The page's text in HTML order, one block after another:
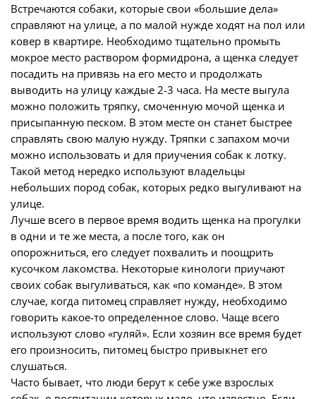
Встречаются собаки, которые свои «большие дела»
справляют на улице, а по малой нужде ходят на пол или
ковер в квартире. Необходимо тщательно промыть
мокрое место раствором формидрона, а щенка следует
посадить на привязь на его место и продолжать
выводить на улицу каждые 2-3 часа. На месте выгула
можно положить тряпку, смоченную мочой щенка и
присыпанную песком. В этом месте он станет быстрее
справлять свою малую нужду. Тряпки с запахом мочи
можно использовать и для приучения собак к лотку.
Такой метод нередко используют владельцы
небольших пород собак, которых редко выгуливают на
улице.
Лучше всего в первое время водить щенка на прогулки
в одни и те же места, а после того, как он
опорожниться, его следует похвалить и поощрить
кусочком лакомства. Некоторые кинологи приучают
своих собак выгуливаться, как «по команде». В этом
случае, когда питомец справляет нужду, необходимо
говорить какое-то определенное слово. Чаще всего
используют слово «гуляй». Если хозяин все время будет
его произносить, питомец быстро привыкнет его
слушаться.
Часто бывает, что люди берут к себе уже взрослых